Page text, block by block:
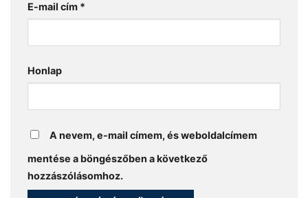
E-mail cím *
Honlap
A nevem, e-mail címem, és weboldalcímem
mentése a böngészőben a következő
hozzászólásomhoz.